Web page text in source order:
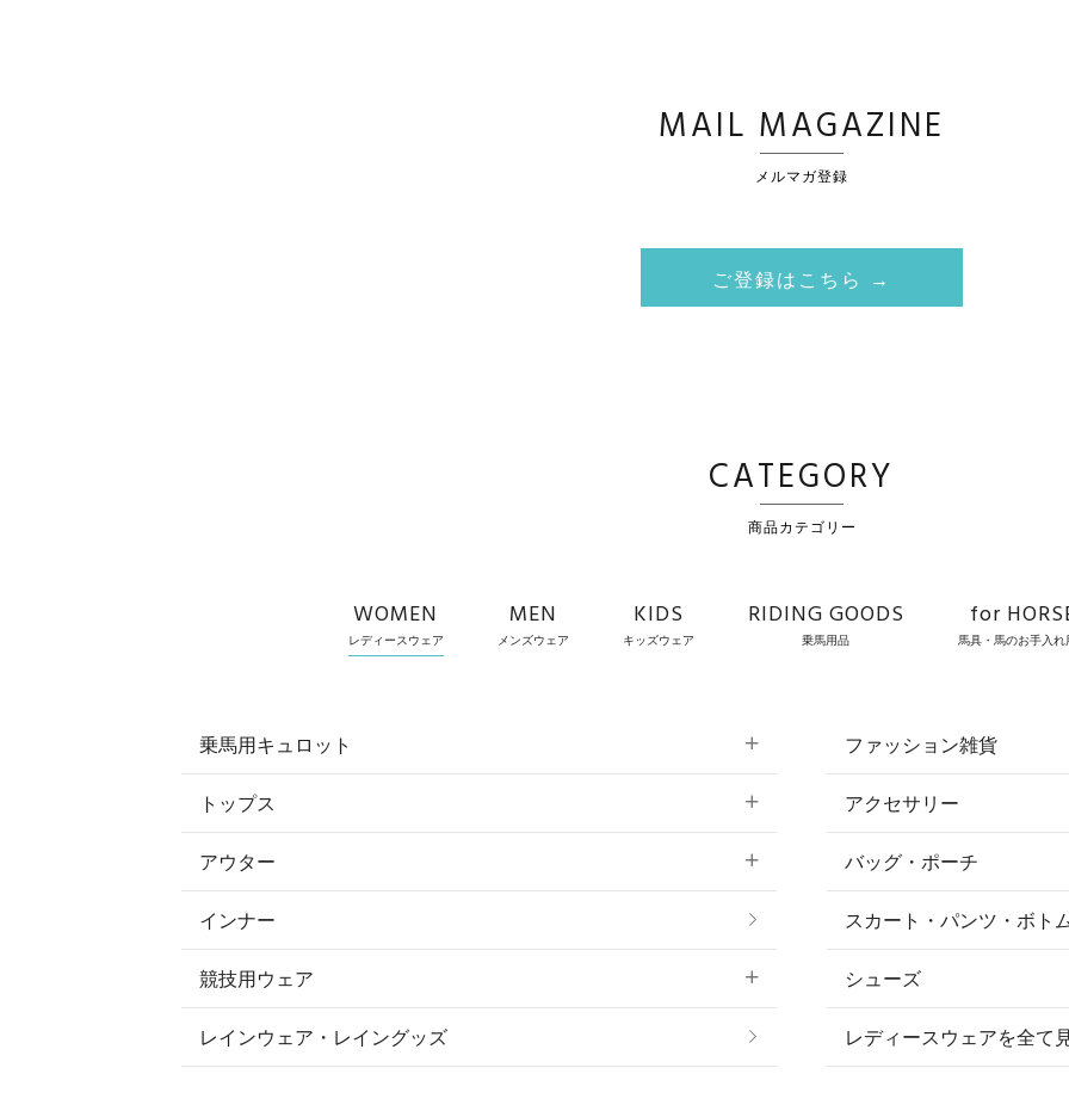
MAIL MAGAZINE
メルマガ登録
ご登録はこちら →
CATEGORY
商品カテゴリー
WOMEN
レディースウェア
MEN
メンズウェア
KIDS
キッズウェア
RIDING GOODS
乗馬用品
for
馬具・馬のお手入れ
乗馬用キュロット
すべてのキュロット
フルグリップ・尻革 キュロット
ニーグリップ・膝革 キュロット
トップス
すべてのトップス
ポロシャツ
カットソー・Tシャツ・タンクトップ
アウター
すべてのアウター
コート
ジャケット・ブルゾン
インナー
競技用ウェア
すべての競技用ウェア
レインウェア・レイングッズ
ファッション雑貨
すべてのファッション
ソックス
ベルト
アクセサリー
すべてのアクセサリー
リング
ピアス・イヤリング
バッグ・ポーチ
スカート・パンツ・ボト
シューズ
レディースウェアを全て